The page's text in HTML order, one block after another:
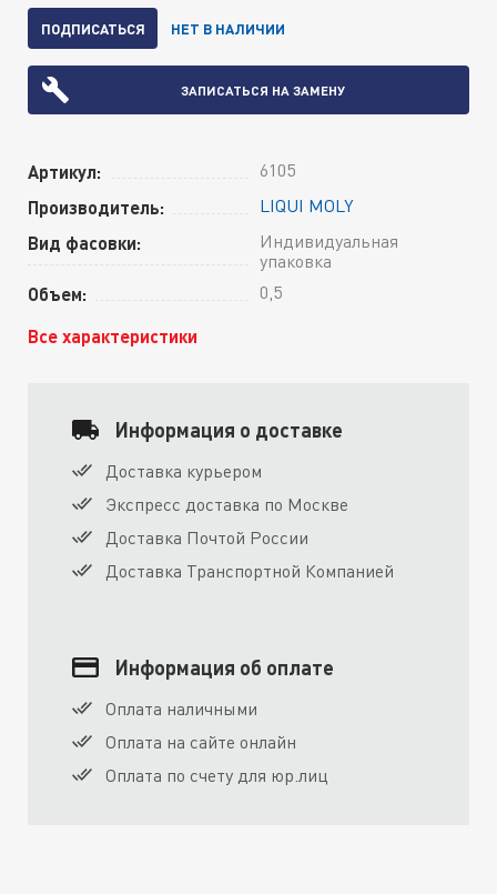
ПОДПИСАТЬСЯ НЕТ В НАЛИЧИИ
ЗАПИСАТЬСЯ НА ЗАМЕНУ
Артикул: 6105
Производитель: LIQUI MOLY
Вид фасовки:
Индивидуальная
упаковка
Объем: 0,5
Все характеристики
Информация о доставке
Доставка курьером
Экспресс доставка по Москве
Доставка Почтой России
Доставка Транспортной Компанией
Информация об оплате
Оплата наличными
Оплата на сайте онлайн
Оплата по счету для юр.лиц